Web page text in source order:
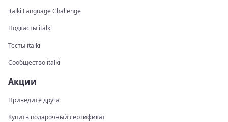
italki Language Challenge
Подкасты italki
Тесты italki
Сообщество italki
Акции
Приведите друга
Купить подарочный сертификат